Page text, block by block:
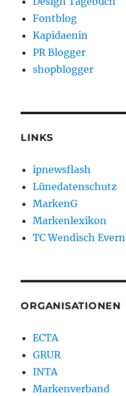
Fontblog
Kapidaenin
PR Blogger
shopblogger
LINKS
ipnewsflash
Lünedatenschutz
MarkenG
Markenlexikon
TC Wendisch Evern
ORGANISATIONEN
ECTA
GRUR
INTA
Markenverband